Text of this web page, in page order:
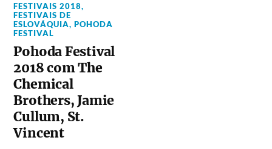
FESTIVAIS 2018,
FESTIVAIS DE
ESLOVÁQUIA,POHODA
FESTIVAL
Pohoda Festival
2018 com The
Chemical
Brothers, Jamie
Cullum, St.
Vincent